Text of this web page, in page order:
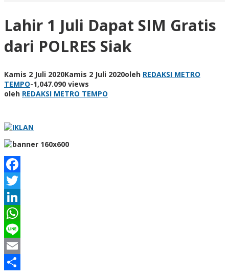
Lahir 1 Juli Dapat SIM Gratis
dari POLRES Siak
Kamis 2 Juli 2020Kamis 2 Juli 2020oleh REDAKSI METRO
TEMPO-1,047.090 views
oleh REDAKSI METRO TEMPO
Facebook
Twitter
LinkedIn
WhatsApp
Line
Email